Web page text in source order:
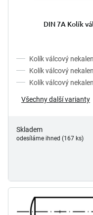
DIN 7A Kolík
Kolík válcový
Kolík válcový
Kolík válcový
Všechny další varianty
Skladem
odesíláme ihned (167 ks)